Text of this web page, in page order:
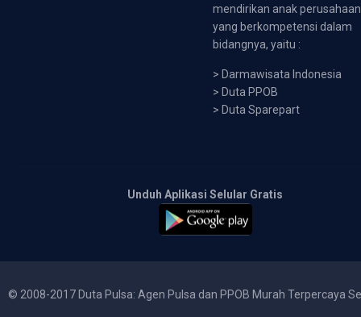
mendirikan anak perusahaan
yang berkompetensi dalam
bidangnya, yaitu :
> Darmawisata Indonesia
> Duta PPOB
> Duta Sparepart
Unduh Aplikasi Selular Gratis
© 2008-2017 Duta Pulsa: Agen Pulsa dan PPOB Murah Terpercaya